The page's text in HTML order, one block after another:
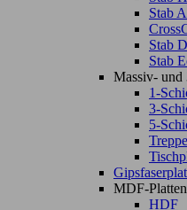
Stab
Stab
Stab
Massiv- und
1-
3-
5-
MDF-Platten
HDF